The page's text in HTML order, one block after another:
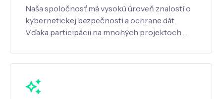
Naša spoločnosť má vysokú úroveň znalostí o
kybernetickej bezpečnosti a ochrane dát.
Vďaka participácii na mnohých projektoch …